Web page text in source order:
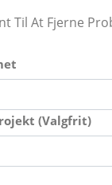
Til At Fjerne
(Valgfrit)